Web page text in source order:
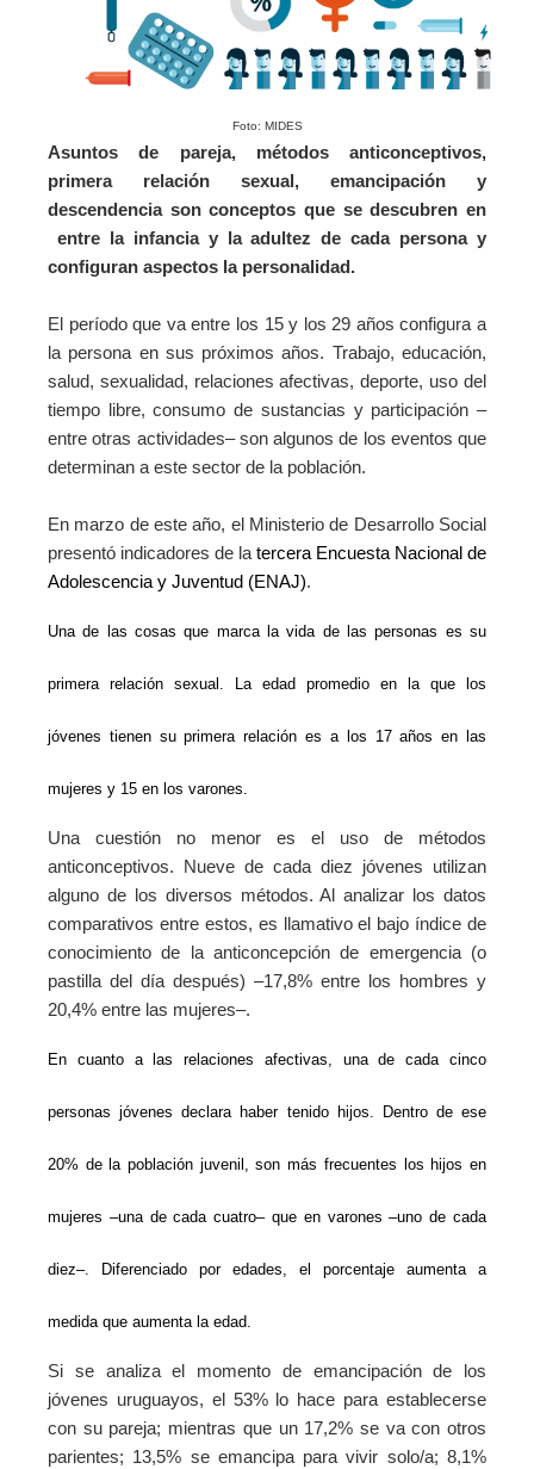
Foto: MIDES
Asuntos de pareja, métodos anticonceptivos,
primera relación sexual, emancipación y
descendencia son conceptos que se descubren en
entre la infancia y la adultez de cada persona y
configuran aspectos la personalidad.
El período que va entre los 15 y los 29 años configura a
la persona en sus próximos años. Trabajo, educación,
salud, sexualidad, relaciones afectivas, deporte, uso del
tiempo libre, consumo de sustancias y participación –
entre otras actividades– son algunos de los eventos que
determinan a este sector de la población.
En marzo de este año, el Ministerio de Desarrollo Social
presentó indicadores de latercera Encuesta Nacional de
Adolescencia y Juventud (ENAJ).
Una de las cosas que marca la vida de las personas es su
primera relación sexual. La edad promedio en la que los
jóvenes tienen su primera relación es a los 17 años en las
mujeres y 15 en los varones.
Una cuestión no menor es el uso de métodos
anticonceptivos. Nueve de cada diez jóvenes utilizan
alguno de los diversos métodos. Al analizar los datos
comparativos entre estos, es llamativo el bajo índice de
conocimiento de la anticoncepción de emergencia (o
pastilla del día después) –17,8% entre los hombres y
20,4% entre las mujeres–.
En cuanto a las relaciones afectivas, una de cada cinco
personas jóvenes declara haber tenido hijos. Dentro de ese
20% de la población juvenil, son más frecuentes los hijos en
mujeres –una de cada cuatro– que en varones –uno de cada
diez–. Diferenciado por edades, el porcentaje aumenta a
medida que aumenta la edad.
Si se analiza el momento de emancipación de los
jóvenes uruguayos, el 53% lo hace para establecerse
con su pareja; mientras que un 17,2% se va con otros
parientes; 13,5% se emancipa para vivir solo/a; 8,1%